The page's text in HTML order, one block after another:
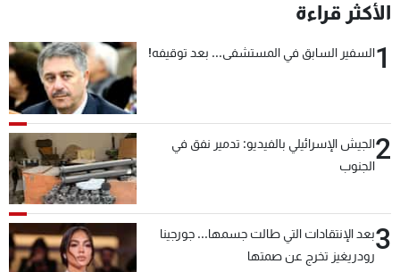
الأكثر قراءة
1السفير السابق في المستشفى... بعد توقيفه!
2الجيش الإسرائيلي بالفيديو: تدمير نفق في
الجنوب
3بعد الإنتقادات التي طالت جسمها... جورجينا
رودريغيز تخرج عن صمتها